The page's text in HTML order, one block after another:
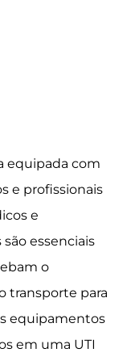
equipada com
e profissionais
e
essenciais
o
transporte para
equipamentos
em uma UTI